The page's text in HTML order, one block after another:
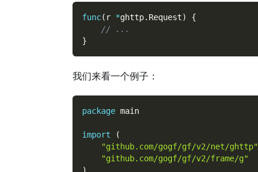
func( r *ghttp. Request)
{
// ...
}
我们来看一个例子：
package main
import
(
"github.com/gogf/gf/v2/net/ghttp"
"github.com/gogf/gf/v2/frame/g"